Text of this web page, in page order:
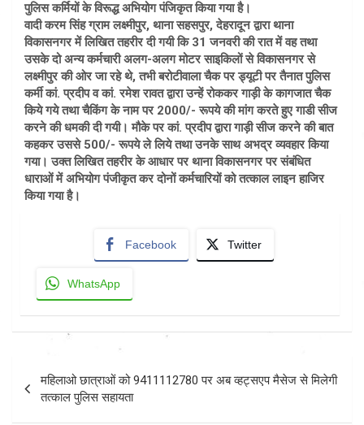
पुलिस कर्मियों के विरूद्ध अभियोग पंजिकृत किया गया है।
वादी करम सिंह ग्राम लक्ष्मीपुर, थाना सहसपुर, देहरादून द्वारा थाना
विकासनगर में लिखित तहरीर दी गयी कि 31 जनवरी की रात में वह तथा
उसके दो अन्य कर्मचारी अलग-अलग मोटर साइकिलों से विकासनगर से
लक्ष्मीपुर की ओर जा रहे थे, तभी बरोटीवाला चैक पर ड्यूटी पर तैनात पुलिस
कर्मी कां. प्रदीप व कां. रमेश रावत द्वारा उन्हें रोककर गाड़ी के कागजात चैक
किये गये तथा चैकिंग के नाम पर 2000/- रूपये की मांग करते हुए गाडी सीज
करने की धमकी दी गयी। मौके पर कां. प्रदीप द्वारा गाड़ी सीज करने की बात
कहकर उससे 500/- रूपये ले लिये तथा उनके साथ अभद्र व्यवहार किया
गया। उक्त लिखित तहरीर के आधार पर थाना विकासनगर पर संबंधित
धाराओं में अभियोग पंजीकृत कर दोनों कर्मचारियों को तत्काल लाइन हाजिर
किया गया है।
Facebook Twitter
WhatsApp
Post
navigation
महिलाओ छात्राओं को 9411112780 पर अब व्हट्सएप मैसेज से मिलेगी
तत्काल पुलिस सहायता